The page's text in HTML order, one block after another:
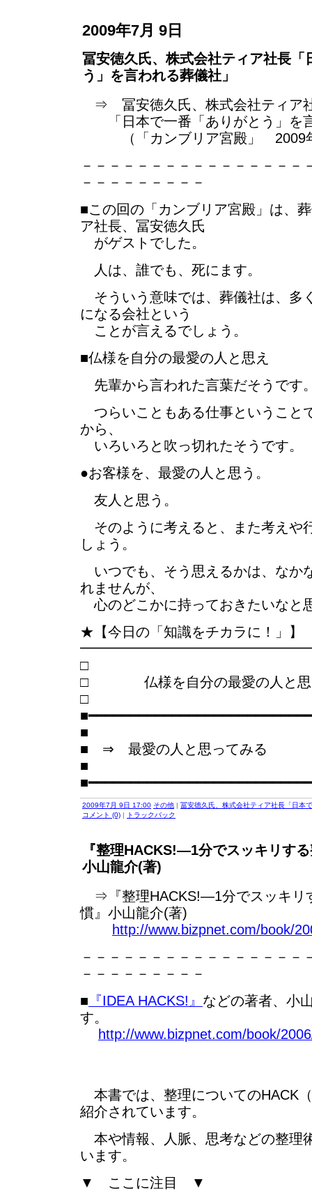
2009年7月 9日
冨安徳久氏、株式会社ティア社長「
う」を言われる葬儀社」
⇒ 冨安徳久氏、株式会社ティア
「日本で一番「ありがとう」を
（「カンブリア宮殿」 2009年
－－－－－－－－－－－－－－－－
－－－－－－－－－
■この回の「カンブリア宮殿」は、
ア社長、冨安徳久氏
がゲストでした。
人は、誰でも、死にます。
そういう意味では、葬儀社は、多
になる会社という
ことが言えるでしょう。
■仏様を自分の最愛の人と思え
先輩から言われた言葉だそうです
つらいこともある仕事ということ
から、
いろいろと吹っ切れたそうです。
●お客様を、最愛の人と思う。
友人と思う。
そのように考えると、また考えや
しょう。
いつでも、そう思えるかは、なか
れませんが、
心のどこかに持っておきたいなと
★【今日の「知識をチカラに！」】
□ 仏様を自分の最愛の人と思
■
■ ⇒ 最愛の人と思ってみる
■
2009年7月 9日 17:00 その他 | 冨安徳久氏、株式会社ティア社長「日本
コメント (0) | トラックバック
『整理HACKS!―1分でスッキリす
小山龍介(著)
⇒『整理HACKS!―1分でスッキリ
慣』小山龍介(著)
http://www.bizpnet.com/book/
－－－－－－－－－－－－－－－－
－－－－－－－－－
■ 『IDEA HACKS!』 などの著者、小
す。
http://www.bizpnet.com/book/
本書では、整理についてのHACK
紹介されています。
本や情報、人脈、思考などの整理
います。
▼ ここに注目 ▼